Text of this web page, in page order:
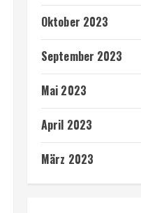
Oktober 2023
September 2023
Mai 2023
April 2023
März 2023